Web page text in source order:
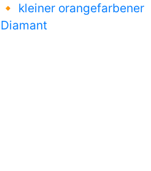
🔸 kleiner orangefarbener
Diamant